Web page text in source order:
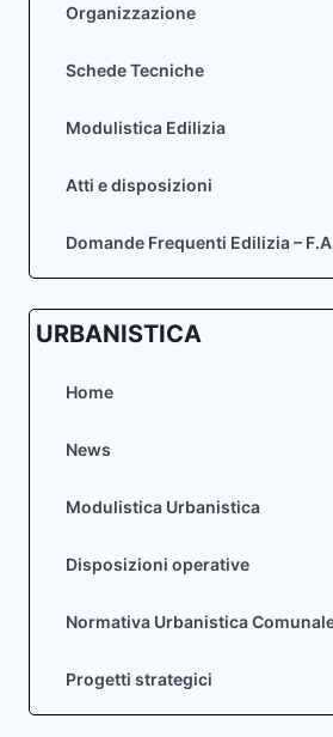
LINEE
PER
IL
Organizzazione
Schede Tecniche
Modulistica Edilizia
Atti e disposizioni
Domande Frequenti Edilizia –
URBANISTICA
Home
News
Modulistica Urbanistica
Disposizioni operative
Normativa Urbanistica
Progetti strategici